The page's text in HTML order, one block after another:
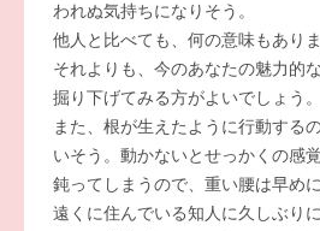
われぬ気持ちになりそう。
他人と比べても、何の意味もありま
それよりも、今のあなたの魅力的
掘り下げてみる方がよいでしょう。
また、根が生えたように行動する
いそう。動かないとせっかくの感
鈍ってしまうので、重い腰は早め
遠くに住んでいる知人に久しぶり